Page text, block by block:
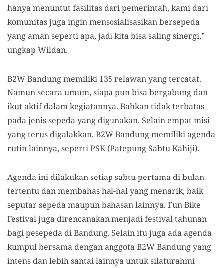
hanya menuntut fasilitas dari pemerintah, kami dari
komunitas juga ingin mensosialisasikan bersepeda
yang aman seperti apa, jadi kita bisa saling sinergi,”
ungkap Wildan.
B2W Bandung memiliki 135 relawan yang tercatat.
Namun secara umum, siapa pun bisa bergabung dan
ikut aktif dalam kegiatannya. Bahkan tidak terbatas
pada jenis sepeda yang digunakan. Selain empat misi
yang terus digalakkan, B2W Bandung memiliki agenda
rutin lainnya, seperti PSK (Patepung Sabtu Kahiji).
Agenda ini dilakukan setiap sabtu pertama di bulan
tertentu dan membahas hal-hal yang menarik, baik
seputar sepeda maupun bahasan lainnya. Fun Bike
Festival juga direncanakan menjadi festival tahunan
bagi pesepeda di Bandung. Selain itu juga ada agenda
kumpul bersama dengan anggota B2W Bandung yang
intens dan lebih santai lainnya untuk silaturahmi